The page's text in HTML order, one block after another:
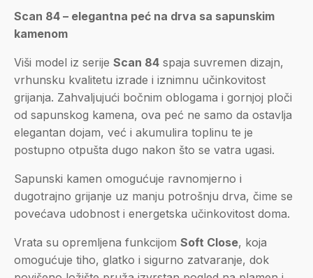
Scan 84 – elegantna peć na drva sa sapunskim
kamenom
Viši model iz serije Scan 84 spaja suvremen dizajn,
vrhunsku kvalitetu izrade i iznimnu učinkovitost
grijanja. Zahvaljujući bočnim oblogama i gornjoj ploči
od sapunskog kamena, ova peć ne samo da ostavlja
elegantan dojam, već i akumulira toplinu te je
postupno otpušta dugo nakon što se vatra ugasi.
Sapunski kamen omogućuje ravnomjerno i
dugotrajno grijanje uz manju potrošnju drva, čime se
povećava udobnost i energetska učinkovitost doma.
Vrata su opremljena funkcijom Soft Close, koja
omogućuje tiho, glatko i sigurno zatvaranje, dok